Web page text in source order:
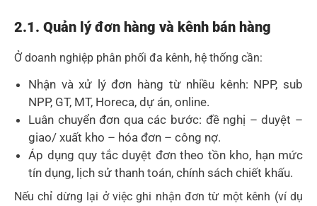
2.1. Quản lý đơn hàng và kênh bán hàng
Ở doanh nghiệp phân phối đa kênh, hệ thống cần:
Nhận và xử lý đơn hàng từ nhiều kênh: NPP, sub
NPP, GT, MT, Horeca, dự án, online.
Luân chuyển đơn qua các bước: đề nghị – duyệt –
giao/ xuất kho – hóa đơn – công nợ.
Áp dụng quy tắc duyệt đơn theo tồn kho, hạn mức
tín dụng, lịch sử thanh toán, chính sách chiết khấu.
Nếu chỉ dừng lại ở việc ghi nhận đơn từ một kênh (ví dụ